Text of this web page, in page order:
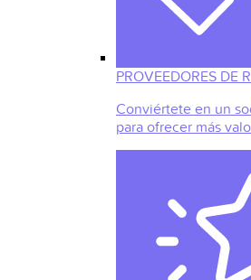
PROVEEDORES DE
Conviértete en un
para ofrecer más